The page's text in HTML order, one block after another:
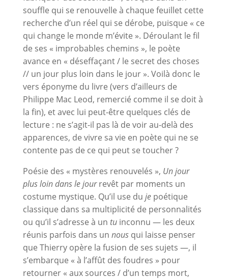
souffle qui se renouvelle à chaque feuillet cette
recherche d’un réel qui se dérobe, puisque « ce
qui change le monde m’évite ». Déroulant le fil
de ses « improbables chemins », le poète
avance en « déseffaçant / le secret des choses
// un jour plus loin dans le jour ». Voilà donc le
vers éponyme du livre (vers d’ailleurs de
Philippe Mac Leod, remercié comme il se doit à
la fin), et avec lui peut-être quelques clés de
lecture : ne s’agit-il pas là de voir au-delà des
apparences, de vivre sa vie en poète qui ne se
contente pas de ce qui peut se toucher ?
Poésie des « mystères renouvelés », Un jour
plus loin dans le jourrevêt par moments un
costume mystique. Qu’il use du jepoétique
classique dans sa multiplicité de personnalités
ou qu’il s’adresse à un tuinconnu — les deux
réunis parfois dans un nousqui laisse penser
que Thierry opère la fusion de ses sujets —, il
s’embarque « à l’affût des foudres » pour
retourner « aux sources / d’un temps mort,